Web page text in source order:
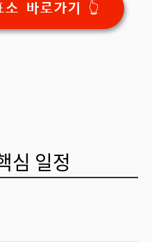
바로가기 👆
심 일정